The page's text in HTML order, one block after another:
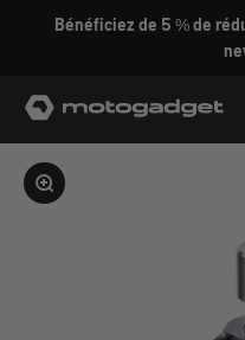
Aller au contenu
Bénéficiez de 5 % de
motogadget GmbH
Agrandir l'image